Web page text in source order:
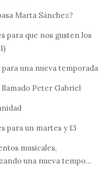
Marta Sánchez?
para que nos gusten los
una nueva temporada
Peter Gabriel
para un martes y 13
musicales,
una nueva tempo...